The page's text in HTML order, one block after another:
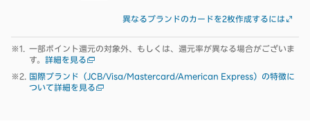
異なるブランドのカードを2枚作成するには
一部ポイント還元の対象外、もしくは、還元率が異なる場合がございま
す。 詳細を見る
国際ブランド（JCB/Visa/Mastercard/American Express）の特徴に
ついて詳細を見る